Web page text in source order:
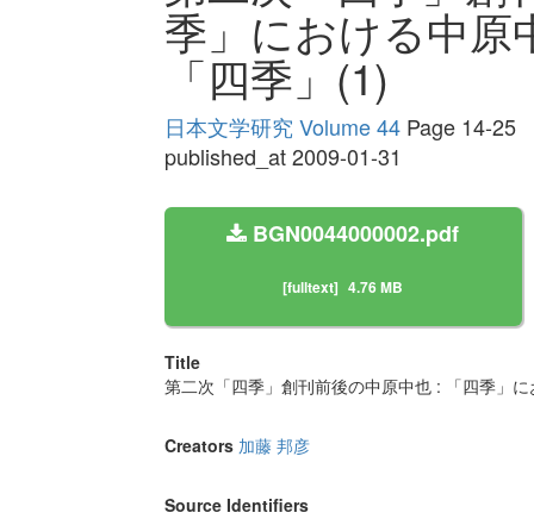
季」における中原
「四季」(1)
日本文学研究 Volume 44Page 14-25
published_at 2009-01-31
BGN0044000002.pdf
[fulltext] 4.76 MB
Title
第二次「四季」創刊前後の中原中也 : 「四季」
Creators 加藤 邦彦
Source Identifiers